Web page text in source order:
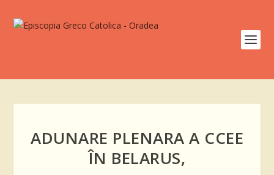
ADUNARE PLENARA A CCEE
ÎN BELARUS,